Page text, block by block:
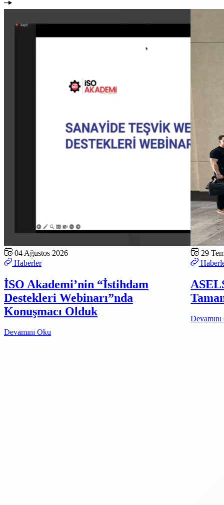
04 Ağustos 2026
Haberler
İSO Akademi’nin “İstihdam
Destekleri Webinarı”nda
Konuşmacı Olduk
Devamını Oku
29